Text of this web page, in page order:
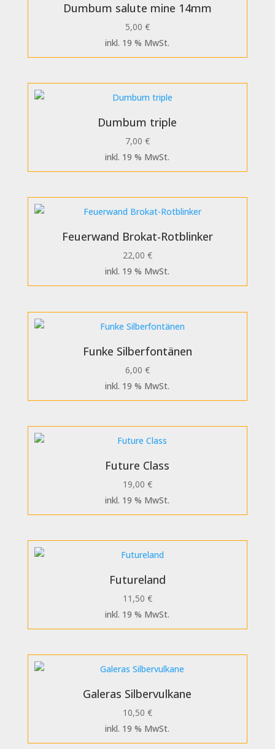
Dumbum salute mine 14mm
5,00 €
inkl. 19 % MwSt.
Dumbum triple
7,00 €
inkl. 19 % MwSt.
Feuerwand Brokat-Rotblinker
22,00 €
inkl. 19 % MwSt.
Funke Silberfontänen
6,00 €
inkl. 19 % MwSt.
Future Class
19,00 €
inkl. 19 % MwSt.
Futureland
11,50 €
inkl. 19 % MwSt.
Galeras Silbervulkane
10,50 €
inkl. 19 % MwSt.